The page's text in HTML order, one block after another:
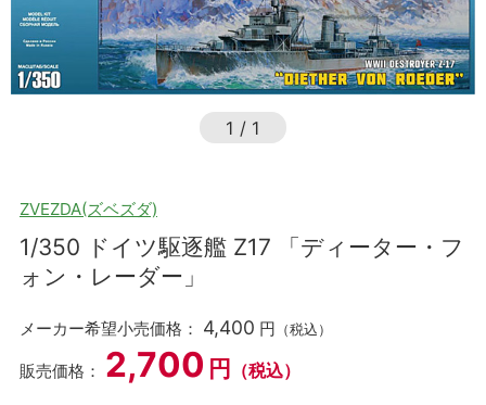
1 / 1
ZVEZDA(ズベズダ)
1/350 ドイツ駆逐艦 Z17 「ディーター・フ
ォン・レーダー」
メーカー希望小売価格： 4,400 円 （税込）
販売価格： 2,700 円 （税込）